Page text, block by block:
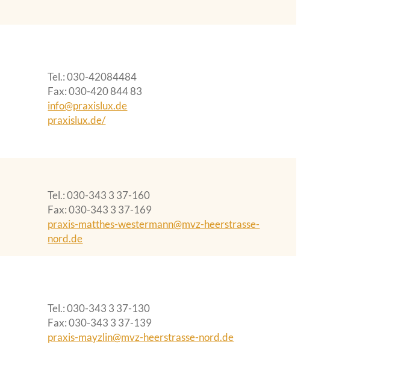
Tel. 030-42084484
Fax 030-420 844 83
info@praxislux.de
praxislux.de/
Tel. 030-343 3 37-160
Fax 030-343 3 37-169
praxis-matthes-westermann@mvz-heerstrasse-
nord.de
Tel. 030-343 3 37-130
Fax 030-343 3 37-139
praxis-mayzlin@mvz-heerstrasse-nord.de